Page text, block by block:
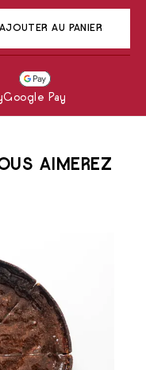
AJOUTER AU PANIER
Google Pay
AIMEREZ